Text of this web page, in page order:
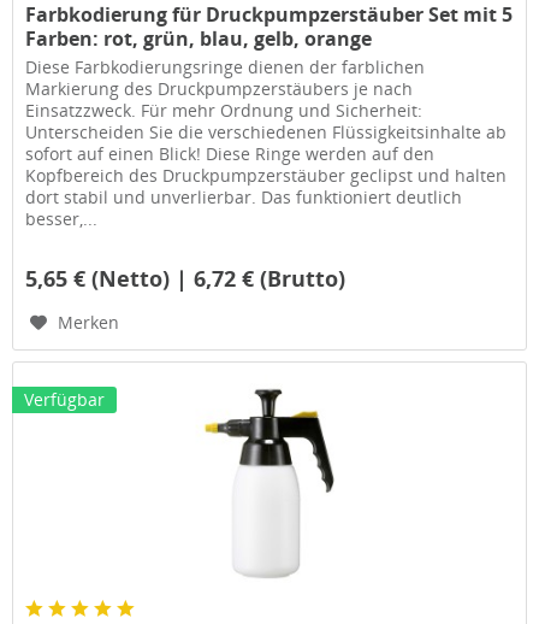
Farbkodierung für Druckpumpzerstäuber Set mit 5
Farben: rot, grün, blau, gelb, orange
Diese Farbkodierungsringe dienen der farblichen
Markierung des Druckpumpzerstäubers je nach
Einsatzzweck. Für mehr Ordnung und Sicherheit:
Unterscheiden Sie die verschiedenen Flüssigkeitsinhalte ab
sofort auf einen Blick! Diese Ringe werden auf den
Kopfbereich des Druckpumpzerstäuber geclipst und halten
dort stabil und unverlierbar. Das funktioniert deutlich
besser,...
5,65 € (Netto) | 6,72 € (Brutto)
Merken
Verfügbar